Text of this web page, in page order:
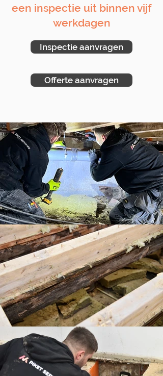
een inspectie uit binnen vijf
werkdagen
Inspectie aanvragen
Offerte aanvragen